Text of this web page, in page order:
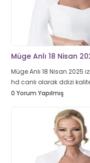
Müge Anlı 18 Nisan
Müge Anlı 18 Nisan 2025
hd canlı olarak ddizi
0 Yorum Yapılmış